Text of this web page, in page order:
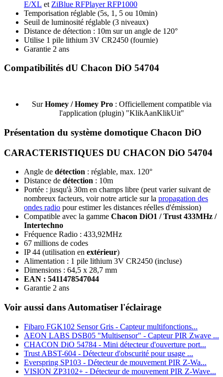
E/XL et ZiBlue RFPlayer RFP1000
Temporisation réglable (5s, 1, 5 ou 10min)
Seuil de luminosité réglable (3 niveaux)
Distance de détection : 10m sur un angle de 120°
Utilise 1 pile lithium 3V CR2450 (fournie)
Garantie 2 ans
Compatibilités dU Chacon DiO 54704
SurHomey / Homey Pro: Officiellement compatible via
l'application (plugin) "KlikAanKlikUit"
Présentation du système domotique Chacon DiO
CARACTERISTIQUES DU CHACON DiO 54704
Angle de détection : réglable, max. 120°
Distance de détection : 10m
Portée : jusqu'à 30m en champs libre (peut varier suivant de
nombreux facteurs, voir notre article sur la propagation des
ondes radio pour estimer les distances réelles d'émission)
Compatible avec la gamme Chacon DiO1 / Trust 433MHz /
Intertechno
Fréquence Radio : 433,92MHz
67 millions de codes
IP 44 (utilisation en extérieur)
Alimentation : 1 pile lithium 3V CR2450 (incluse)
Dimensions : 64,5 x 28,7 mm
EAN : 5411478547044
Garantie 2 ans
Voir aussi dans Automatiser l'éclairage
Fibaro FGK102 Sensor Gris - Capteur multifonctions...
AEON LABS DSB05 "Multisensor" - Capteur PIR Zwave ...
CHACON DiO 54784 - Mini détecteur d'ouverture port...
Trust ABST-604 - Détecteur d'obscurité pour usage ...
Everspring SP103 - Détecteur de mouvement PIR Z-Wa...
VISION ZP3102+ - Détecteur de mouvement PIR Z-Wave...